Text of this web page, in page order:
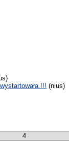
!!! (nius)
4